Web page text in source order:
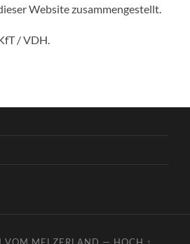
Website zusammengestellt.
/ VDH.